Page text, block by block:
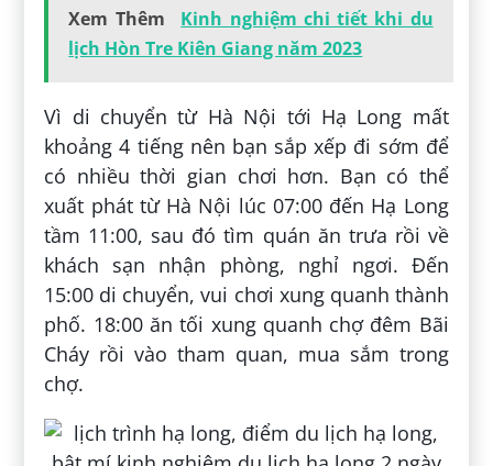
Xem Thêm
Kinh nghiệm chi tiết khi du
lịch Hòn Tre Kiên Giang năm 2023
Vì di chuyển từ Hà Nội tới Hạ Long mất
khoảng 4 tiếng nên bạn sắp xếp đi sớm để
có nhiều thời gian chơi hơn. Bạn có thể
xuất phát từ Hà Nội lúc 07:00 đến Hạ Long
tầm 11:00, sau đó tìm quán ăn trưa rồi về
khách sạn nhận phòng, nghỉ ngơi. Đến
15:00 di chuyển, vui chơi xung quanh thành
phố. 18:00 ăn tối xung quanh chợ đêm Bãi
Cháy rồi vào tham quan, mua sắm trong
chợ.